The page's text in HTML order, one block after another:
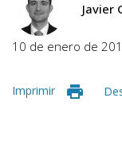
Javier
10 de enero de
Imprimir